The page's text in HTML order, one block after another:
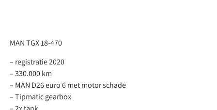
MAN TGX 18-470
– registratie 2020
– 330.000 km
– MAN D26 euro 6 met motor schade
– Tipmatic gearbox